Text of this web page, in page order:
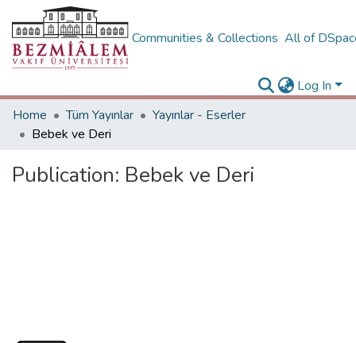
Communities & Collections All of
Log In
Home
Tüm Yayınlar
Yayınlar - Eserler
Bebek ve Deri
Publication: Bebek ve Deri